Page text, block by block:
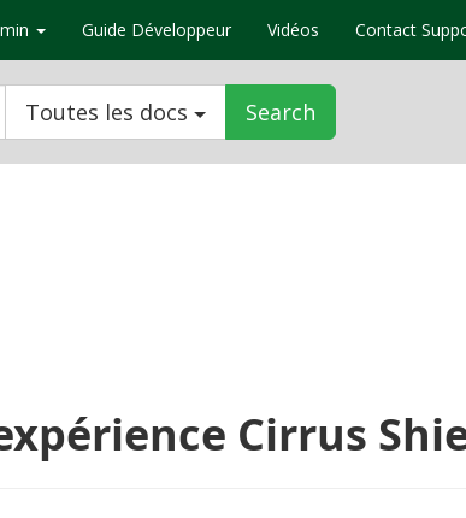
Guide Développeur Vidéos Contact
Toutes les docs Search
Cirrus